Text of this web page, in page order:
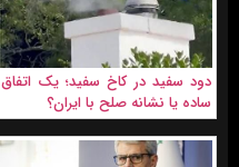
دود سفید در کاخ سفید؛ یک اتفاق
ساده یا نشانه صلح با ایران؟